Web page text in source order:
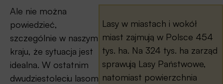
niezbędnych zabiegów ochronnych i nie
przeznacza ich do użytkowania rębnego.
Źródło: UMP.
Lasy w miastach i wokół
miast zajmują w Polsce 454
tys. ha. Na 324 tys. ha zarząd
sprawują Lasy Państwowe,
natomiast powierzchnia
Ale nie można
powiedzieć,
szczególnie w naszym
kraju, że sytuacja jest
idealna. W ostatnim
dwudziestoleciu lasom